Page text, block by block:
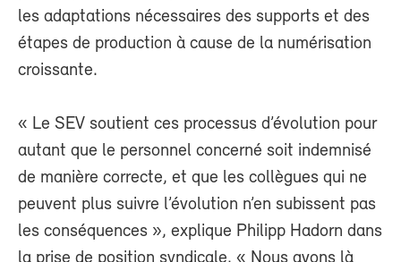
les adaptations nécessaires des supports et des
étapes de production à cause de la numérisation
croissante.
« Le SEV soutient ces processus d’évolution pour
autant que le personnel concerné soit indemnisé
de manière correcte, et que les collègues qui ne
peuvent plus suivre l’évolution n’en subissent pas
les conséquences », explique Philipp Hadorn dans
la prise de position syndicale. « Nous avons là